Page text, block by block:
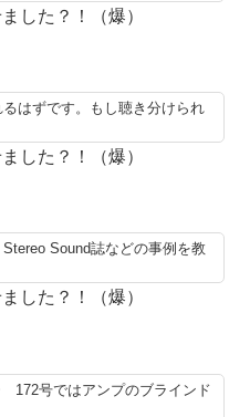
した？！（爆）
はずです。もし聴き分けられ
した？！（爆）
Sound誌などの事例を教
した？！（爆）
172号ではアンプのブラインド